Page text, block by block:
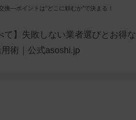
換—ポイントは“どこに頼むか”で決まる！
て】失敗しない業者選びとお得な
術｜公式asoshi.jp